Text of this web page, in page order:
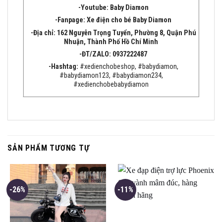
-Youtube: Baby Diamon
-Fanpage: Xe điện cho bé Baby Diamon
-Địa chỉ: 162 Nguyễn Trọng Tuyển, Phường 8, Quận Phú
Nhuận, Thành Phố Hồ Chí Minh
-ĐT/ZALO: 0937222487
-Hashtag: #xedienchobeshop, #babydiamon,
#babydiamon123, #babydiamon234,
#xedienchobebabydiamon
SẢN PHẨM TƯƠNG TỰ
-26% -11%